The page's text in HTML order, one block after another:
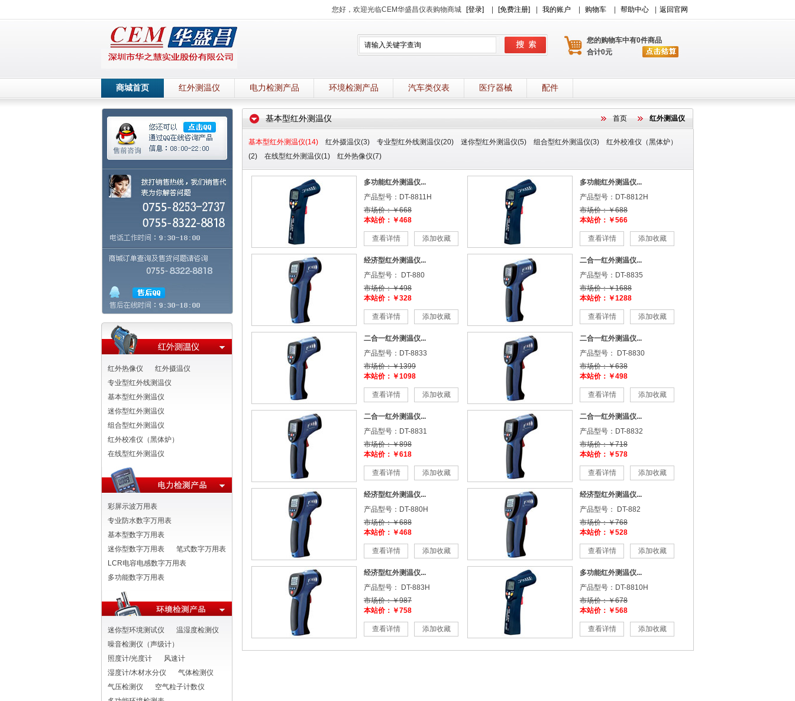
您好，欢迎光临CEM华盛昌仪表购物商城 [登录] [免费注册] 我的账户 购物车 帮助中心 返回官网
您的购物车中有0件商品
合计0元
商城首页 红外测温仪 电力检测产品 环境检测产品 汽车类仪表 医疗器械 配件
红外热像仪
红外摄温仪
专业型红外线测温仪
基本型红外测温仪
迷你型红外测温仪
组合型红外测温仪
红外校准仪（黑体炉）
在线型红外测温仪
彩屏示波万用表
专业防水数字万用表
基本型数字万用表
迷你型数字万用表
笔式数字万用表
LCR电容电感数字万用表
多功能数字万用表
迷你型环境测试仪
温湿度检测仪
噪音检测仪（声级计）
照度计/光度计
风速计
湿度计/木材水分仪
气体检测仪
气压检测仪
空气粒子计数仪
基本型红外测温仪 首页 红外测温仪
基本型红外测温仪(14) 红外摄温仪(3) 专业型红外线测温仪(20) 迷你型红外测温仪(5) 组合型红外测温仪(3)
红外校准仪（黑体炉）
(2)
在线型红外测温仪(1) 红外热像仪(7)
多功能红外测温仪...
产品型号：DT-8811H
市场价：￥668
本站价：￥468
查看详情 添加收藏
多功能红外测温仪...
产品型号：DT-8812H
市场价：￥688
本站价：￥566
查看详情 添加收藏
经济型红外测温仪...
产品型号： DT-880
市场价：￥498
本站价：￥328
查看详情 添加收藏
二合一红外测温仪...
产品型号：DT-8835
市场价：￥1688
本站价：￥1288
查看详情 添加收藏
二合一红外测温仪...
产品型号：DT-8833
市场价：￥1399
本站价：￥1098
查看详情 添加收藏
二合一红外测温仪...
产品型号： DT-8830
市场价：￥638
本站价：￥498
查看详情 添加收藏
二合一红外测温仪...
产品型号：DT-8831
市场价：￥898
本站价：￥618
查看详情 添加收藏
二合一红外测温仪...
产品型号：DT-8832
市场价：￥718
本站价：￥578
查看详情 添加收藏
经济型红外测温仪...
产品型号：DT-880H
市场价：￥688
本站价：￥468
查看详情 添加收藏
经济型红外测温仪...
产品型号： DT-882
市场价：￥768
本站价：￥528
查看详情 添加收藏
经济型红外测温仪...
产品型号： DT-883H
市场价：￥987
本站价：￥758
查看详情 添加收藏
多功能红外测温仪...
产品型号：DT-8810H
市场价：￥678
本站价：￥568
查看详情 添加收藏